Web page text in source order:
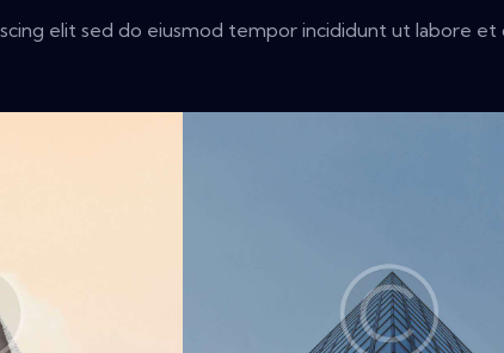
elit sed do eiusmod tempor incididunt ut labore et